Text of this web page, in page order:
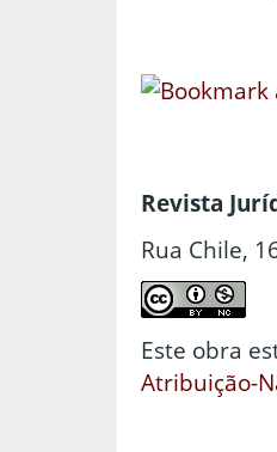
Revista
Rua Chile,
Este obra
Atribuição-